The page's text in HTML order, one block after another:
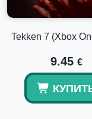
Настройте свою
снаряжения,
ездовых
чтобы
Tekken 7 (Xbox
9.45 €